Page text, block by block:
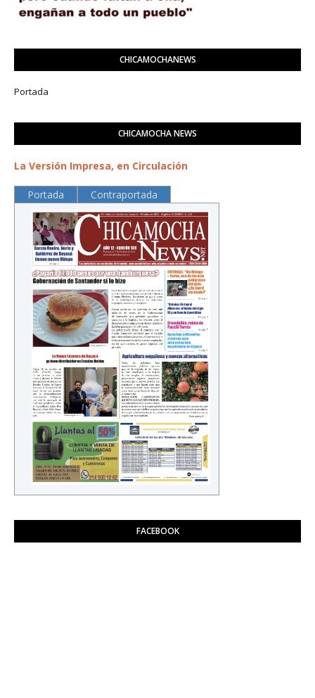
CHICAMOCHANEWS
Portada
CHICAMOCHA NEWS
La Versión Impresa, en Circulación
Portada Contraportada
FACEBOOK